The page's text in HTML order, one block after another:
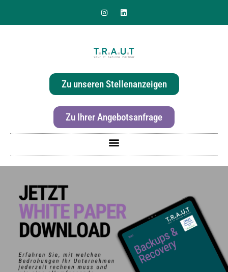
Zu unseren Stellenanzeigen
Zu Ihrer Angebotsanfrage
Sie suchen nach einer
effizienten & hochwertigen
Druckerlösung für Ihr Büro?
Für mehr Informationen zur Canon imageRunner
ADVANCE DX C3926i einfachhier klicken.
Oder kontaktieren Sie uns über dieses Formular:
Kontakt.